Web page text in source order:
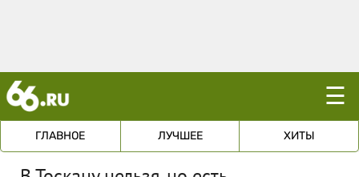
☰
ГЛАВНОЕ ЛУЧШЕЕ ХИТЫ